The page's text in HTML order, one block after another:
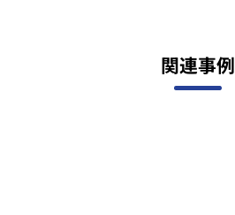
関連事例